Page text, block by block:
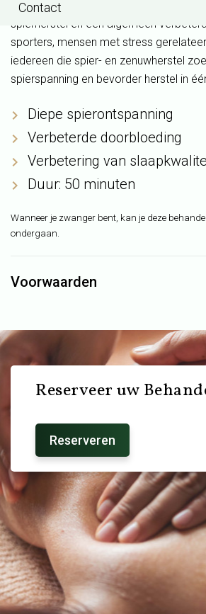
Contact
spiermassage zorgt voor diepe
spierherstel en een algemeen
sporters, mensen met stress
iedereen die spier- en zenuwherstel
spierspanning en bevorder herstel in
Diepe spierontspanning
Verbeterde doorbloeding
Verbetering van
Duur: 50 minuten
Wanneer je zwanger bent, kan je deze
ondergaan.
Voorwaarden
Reserveer uw
Reserveren